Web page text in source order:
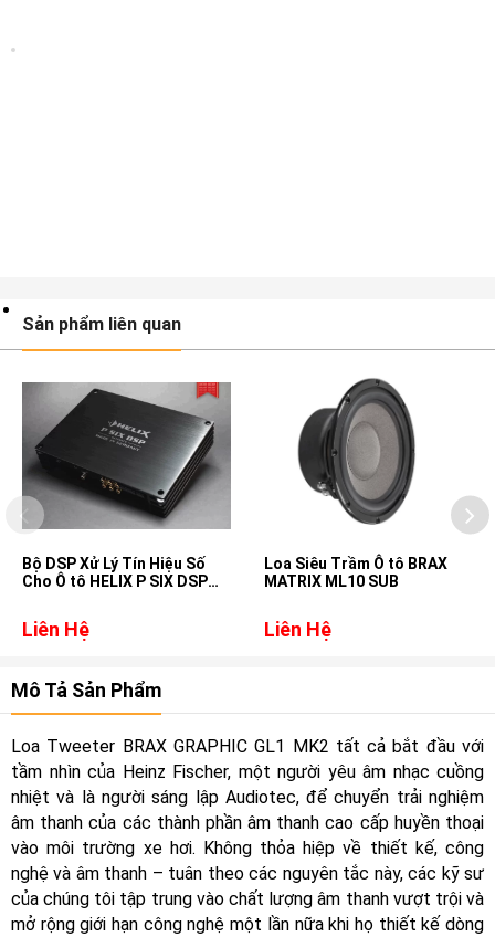
Sản phẩm liên quan
Bộ DSP Xử Lý Tín Hiệu Số
Cho Ô tô HELIX P SIX DSP
Liên Hệ
Loa Siêu Trầm Ô tô BRAX
MATRIX ML10 SUB
Liên Hệ
Mô Tả Sản Phẩm
Loa Tweeter BRAX GRAPHIC GL1 MK2 tất cả bắt đầu với
tầm nhìn của Heinz Fischer, một người yêu âm nhạc cuồng
nhiệt và là người sáng lập Audiotec, để chuyển trải nghiệm
âm thanh của các thành phần âm thanh cao cấp huyền thoại
vào môi trường xe hơi. Không thỏa hiệp về thiết kế, công
nghệ và âm thanh – tuân theo các nguyên tắc này, các kỹ sư
của chúng tôi tập trung vào chất lượng âm thanh vượt trội và
mở rộng giới hạn công nghệ một lần nữa khi họ thiết kế dòng